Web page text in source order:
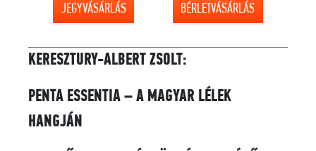
JEGYVÁSÁRLÁS BÉRLETVÁSÁRLÁS
KERESZTURY-ALBERT ZSOLT:
PENTA ESSENTIA – A MAGYAR LÉLEK
HANGJÁN